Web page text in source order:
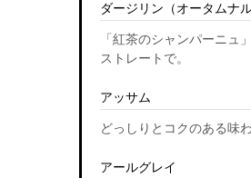
ダージリン（オータムナル
「紅茶のシャンパーニュ
ストレートで。
アッサム
どっしりとコクのある味
アールグレイ